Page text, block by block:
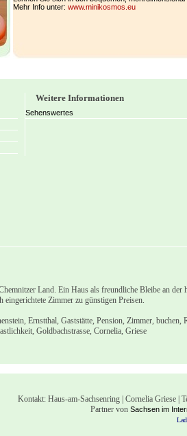
Mehr Info unter: www.minikosmos.eu
Weitere Informationen
Sehenswertes
Land. Ein Haus als freundliche Bleibe an
eingerichtete Zimmer zu günstigen Preisen.
Ernstthal, Gaststätte, Pension, Zimmer,
Goldbachstrasse, Cornelia, Griese
Kontakt: Haus-am-Sachsenring | Cornelia Griese
Partner von Sachsen im